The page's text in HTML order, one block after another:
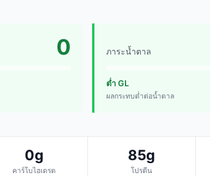
0 ภาระน้ำตาล
ต่ำ GL
ผลกระทบต่ำต่อน้ำตาล
0g
คาร์โบไฮเดรต
85g
โปรตีน